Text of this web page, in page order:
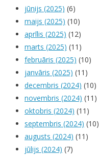
jūnijs (2025) (6)
maijs (2025) (10)
aprīlis (2025) (12)
marts (2025) (11)
februāris (2025) (10)
janvāris (2025) (11)
decembris (2024) (10)
novembris (2024) (11)
oktobris (2024) (11)
septembris (2024) (10)
augusts (2024) (11)
jūlijs (2024) (7)